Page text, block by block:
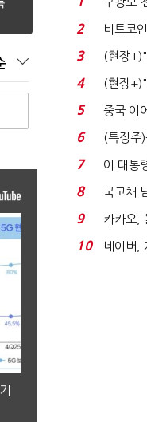
로봇·AI
2
비트코
처분' 기
3
(현장
요"…'덜
4
(현장
빈 매대
5
중국 이
국전쟁’
6
(특징주
지에 상
7
이 대통
적극적
8
국고채
금 폭탄'
9
카카오,
6.3%
10
네이버,